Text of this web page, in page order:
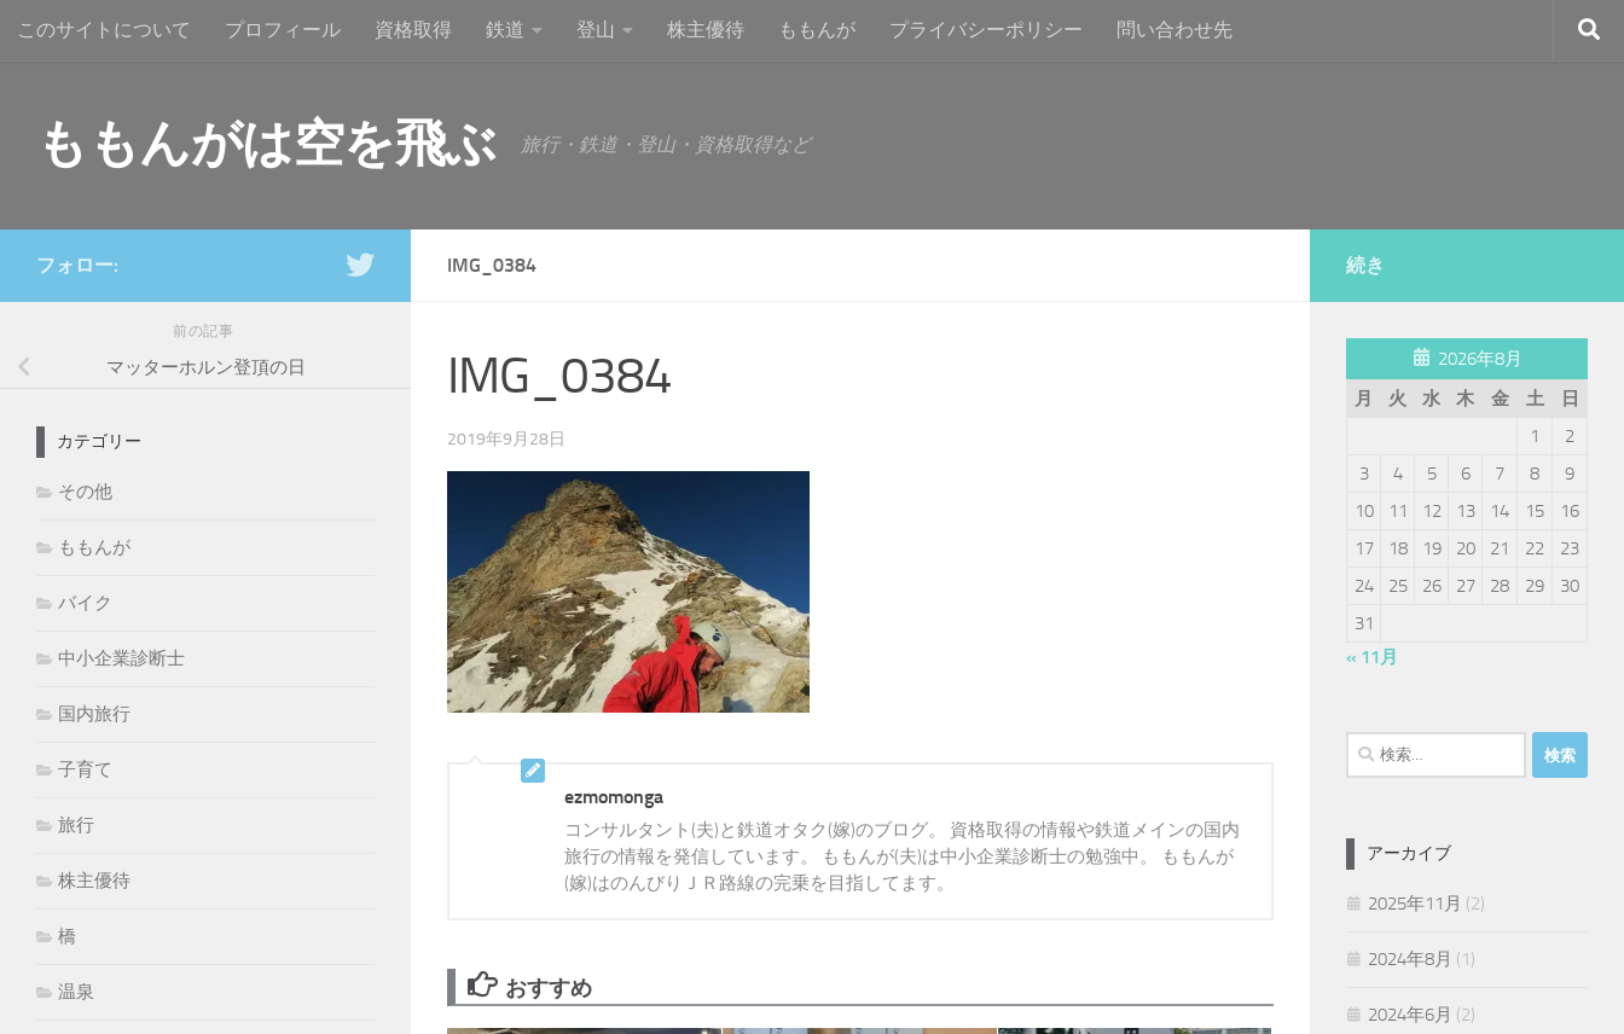
コンテンツへスキップ
このサイトについて プロフィール 資格取得 鉄道 登山 株主優待 ももんが プライバシーポリシー 問い合わせ先
ももんがは空を飛ぶ 旅行・鉄道・登山・資格取得など
IMG_0384
IMG_0384
2019年9月28日
ezmomonga
コンサルタント(夫)と鉄道オタク(嫁)のブログ。 資格取得の情報や鉄道メインの国内
旅行の情報を発信しています。 ももんが(夫)は中小企業診断士の勉強中。 ももんが
(嫁)はのんびりＪＲ路線の完乗を目指してます。
おすすめ
フォロー:
前の記事
マッターホルン登頂の日
カテゴリー
その他
ももんが
バイク
中小企業診断士
国内旅行
子育て
旅行
株主優待
橋
温泉
続き
2026年8月
月
火 水 木 金 土
日
1
2
3
4 5 6 7 8
9
10
11 12 13 14 15
16
17
18 19 20 21 22
23
24
25 26 27 28 29
30
31
« 11月
検
索:
アーカイブ
2025年11月 (2)
2024年8月 (1)
2024年6月 (2)